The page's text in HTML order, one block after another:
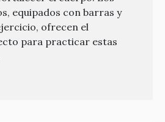
equipados con barras y
ofrecen el
para practicar estas